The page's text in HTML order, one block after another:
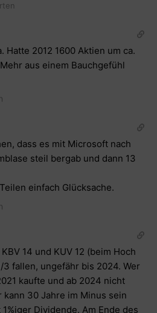
Hatte 2012 1600 Aktien um ca.
aus einem Bauchgefühl
dass es mit Microsoft nach
steil bergab und dann 13
einfach Glücksache.
14 und KUV 12 (beim Hoch
3 fallen, ungefähr bis 2024. Wer
kaufte und ab 2024 nicht
30 Jahre im Minus sein
Dividende. Am Ende des